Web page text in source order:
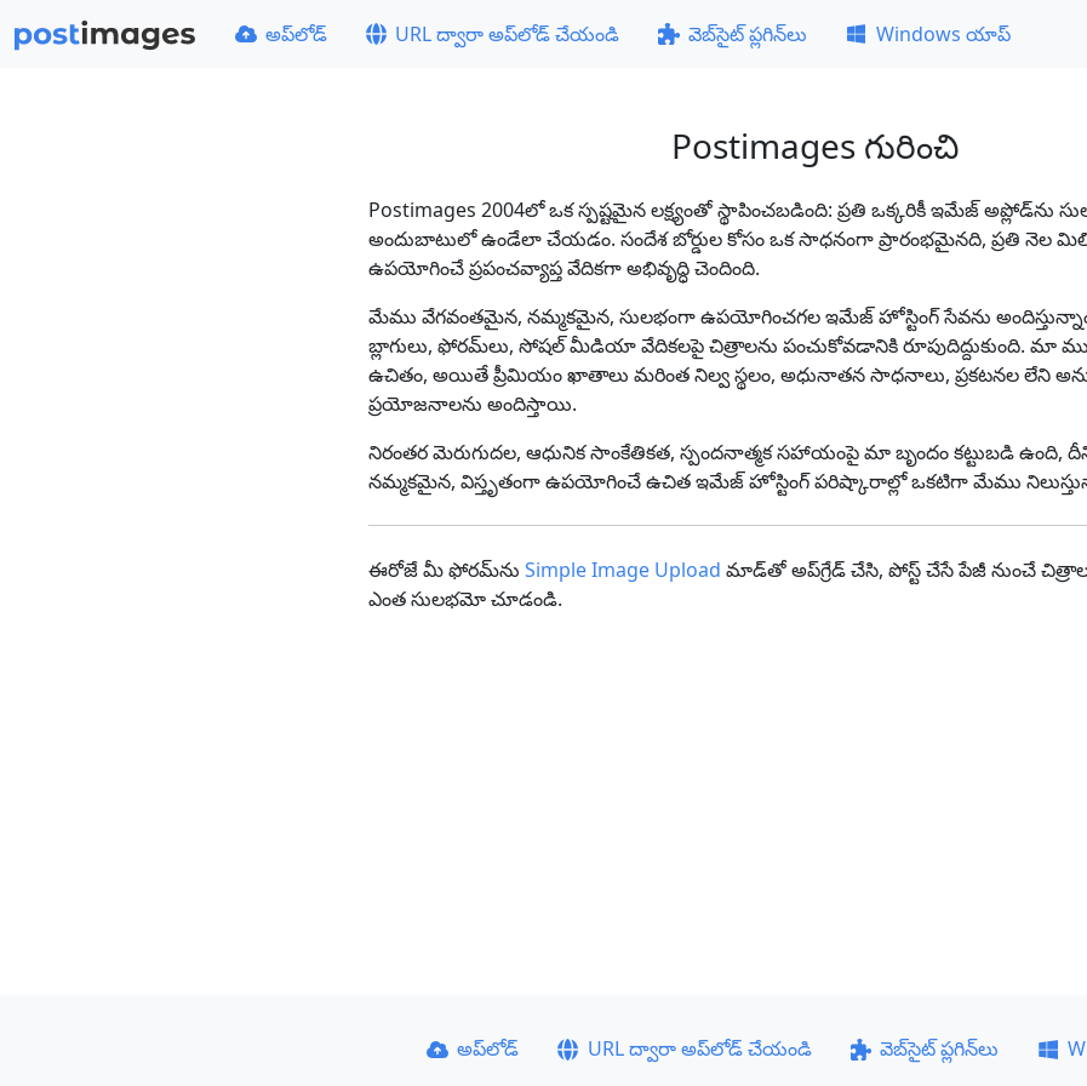
అప్‌లోడ్ URL ద్వారా అప్‌లోడ్ చేయండి వెబ్‌సైట్ ప్లగిన్‌లు Windows యాప్
Postimages గురించి
Postimages 2004లో ఒక స్పష్టమైన లక్ష్యంతో స్థాపించబడింది: ప్రతి ఒక్కరికీ ఇమేజ్ అప్లోడ్‌ను
అందుబాటులో ఉండేలా చేయడం. సందేశ బోర్డుల కోసం ఒక సాధనంగా ప్రారంభమైనది, ప్రతి నెల
ఉపయోగించే ప్రపంచవ్యాప్త వేదికగా అభివృద్ధి చెందింది.
మేము వేగవంతమైన, నమ్మకమైన, సులభంగా ఉపయోగించగల ఇమేజ్ హోస్టింగ్ సేవను
బ్లాగులు, ఫోరమ్‌లు, సోషల్ మీడియా వేదికలపై చిత్రాలను పంచుకోవడానికి రూపుదిద్దుకుంది. మా
ఉచితం, అయితే ప్రీమియం ఖాతాలు మరింత నిల్వ స్థలం, అధునాతన సాధనాలు, ప్రకటనల లేని
ప్రయోజనాలను అందిస్తాయి.
నిరంతర మెరుగుదల, ఆధునిక సాంకేతికత, స్పందనాత్మక సహాయంపై మా బృందం కట్టుబడి ఉంది,
నమ్మకమైన, విస్తృతంగా ఉపయోగించే ఉచిత ఇమేజ్ హోస్టింగ్ పరిష్కారాల్లో ఒకటిగా మేము
ఈరోజే మీ ఫోరమ్‌ను Simple Image Upload మాడ్‌తో అప్‌గ్రేడ్ చేసి, పోస్ట్ చేసే పేజీ నుంచే
ఎంత సులభమో చూడండి.
అప్‌లోడ్ URL ద్వారా అప్‌లోడ్ చేయండి వెబ్‌సైట్ ప్లగిన్‌లు